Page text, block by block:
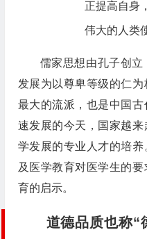
正提高自身
伟大的人类
儒家思想由孔子创
发展为以尊卑等级的仁
最大的流派，也是中国
速发展的今天，国家越
学发展的专业人才的培
及医学教育对医学生的
育的启示。
道德品质也称“